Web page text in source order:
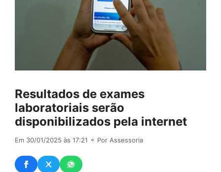
Resultados de exames
laboratoriais serão
disponibilizados pela internet
Em 30/01/2025 às 17:21 ⚬ Por Assessoria